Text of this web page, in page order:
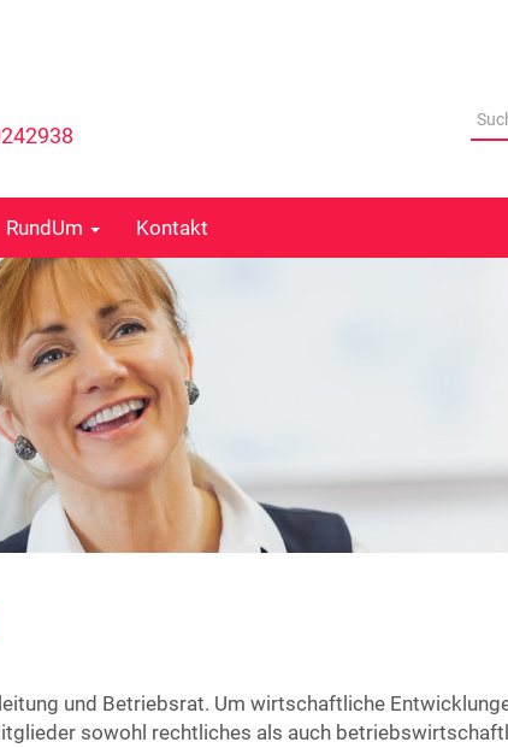
RundUm Kontakt
und Betriebsrat. Um wirtschaftliche
sowohl rechtliches als auch